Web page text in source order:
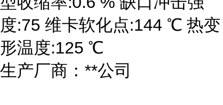
度:75 维卡软化点:144 ℃ 热变
形温度:125 ℃
生产厂商：**公司